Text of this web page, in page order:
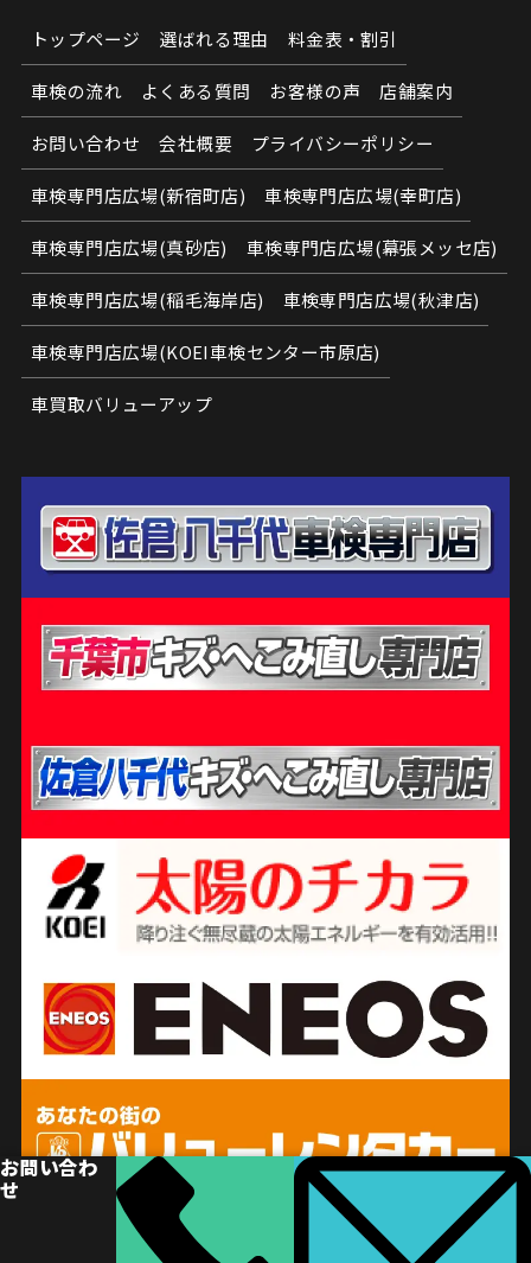
お問い合わ
せ
トップページ 選ばれる理由 料金表・割引
車検の流れ よくある質問 お客様の声 店舗案内
お問い合わせ 会社概要 プライバシーポリシー
車検専門店広場(新宿町店) 車検専門店広場(幸町店)
車検専門店広場(真砂店) 車検専門店広場(幕張メッセ店)
車検専門店広場(稲毛海岸店) 車検専門店広場(秋津店)
車検専門店広場(KOEI車検センター市原店)
車買取バリューアップ